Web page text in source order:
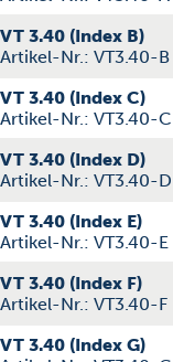
VT 3.40 (Index B)
Artikel-Nr.: VT3.40-B
VT 3.40 (Index C)
Artikel-Nr.: VT3.40-C
VT 3.40 (Index D)
Artikel-Nr.: VT3.40-D
VT 3.40 (Index E)
Artikel-Nr.: VT3.40-E
VT 3.40 (Index F)
Artikel-Nr.: VT3.40-F
VT 3.40 (Index G)